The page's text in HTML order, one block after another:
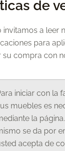
de
invitamos a leer
para
su compra con
iniciar con la
muebles es
la
se da por
acepta de